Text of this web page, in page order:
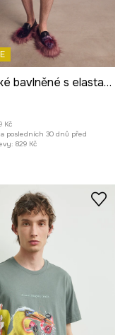
Polo pánské bavlněné s elastanem z kolekce Kit Mizeres x Medicine
Kč
posledních 30 dnů před
829 Kč